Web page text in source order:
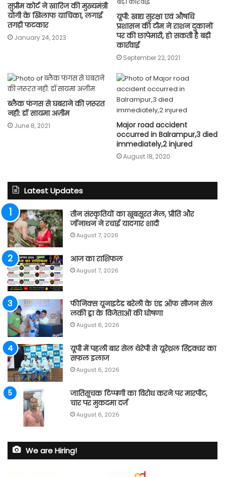
सुप्रीम कोर्ट ने खारिज की मुख्यमंत्री
योगी के खिलाफ याचिका, लगाई
तगड़ी फटकार
January 24, 2023
यूपी: खाद्य सुरक्षा एवं औषधि
प्रशासन की टीम ने राशन दुकानों
पर की छापेमारी, हाे सकती है बड़ी
कार्रवाई
September 22, 2021
ब्लैक फंगस से घबराने की ज़रूरत
नही: डॉ सायमा अज़ीम
June 8, 2021
Major road accident
occurred in Balrampur,3 died
immediately,2 injured
August 18, 2020
Latest Updates
तीन संस्कृतियों का खूबसूरत मेल, प्रीति और
जॉनाथन ने रचाई यादगार शादी
August 7, 2026
आज का राशिफल
August 7, 2026
फीनिक्स यूनाइटेड बरेली के एंड ऑफ सीजन सेल
लकी ड्रा के विजेताओं की घोषणा
August 6, 2026
यूपी में पहली बार सेल थेरेपी से यूरेथ्रल स्ट्रिक्चर का
सफल इलाज
August 6, 2026
जातिसूचक टिप्पणी का विरोध करने पर मारपीट,
चार पर मुकदमा दर्ज
August 6, 2026
We are Hiring!